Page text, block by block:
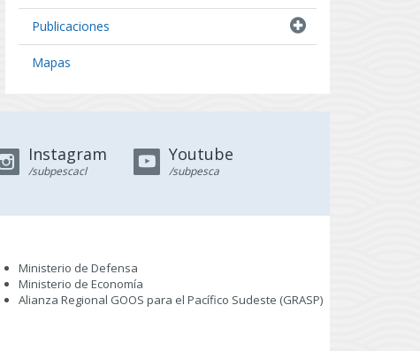
Resultados de Pescas de Investigación
Publicaciones
Mapas
Instagram
/subpescacl
Youtube
/subpesca
Ministerio de Defensa
Ministerio de Economía
Alianza Regional GOOS para el Pacífico Sudeste (GRASP)